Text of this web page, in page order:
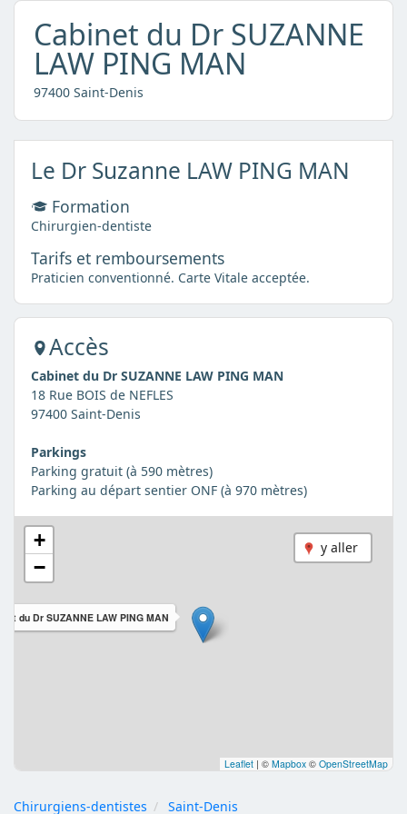
Cabinet du Dr SUZANNE
LAW PING MAN
97400 Saint-Denis
Le Dr Suzanne LAW PING MAN
Formation
Chirurgien-dentiste
Tarifs et remboursements
Praticien conventionné. Carte Vitale acceptée.
Accès
Cabinet du Dr SUZANNE LAW PING MAN
18 Rue BOIS de NEFLES
97400 Saint-Denis
Parkings
Parking gratuit (à 590 mètres)
Parking au départ sentier ONF (à 970 mètres)
y aller
du Dr SUZANNE LAW PING MAN
+
−
Leaflet | © Mapbox © OpenStreetMap
Chirurgiens-dentistes Saint-Denis